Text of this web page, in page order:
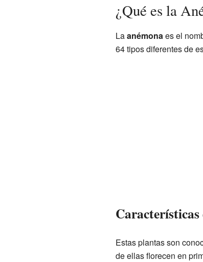
¿Qué es la
Laanémonaes el
64 tipos diferentes de
Estas plantas son
de ellas florecen en